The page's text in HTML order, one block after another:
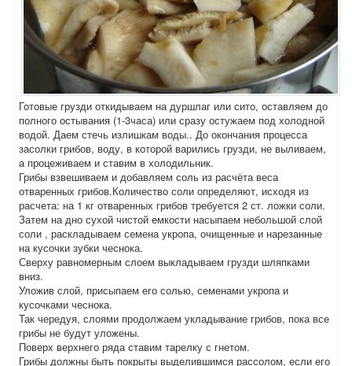
Готовые грузди откидываем на дуршлаг или сито, оставляем до
полного остывания (1-3часа) или сразу остужаем под холодной
водой. Даем стечь излишкам воды.. До окончания процесса
засолки грибов, воду, в которой варились грузди, не выливаем,
а процеживаем и ставим в холодильник.
Грибы взвешиваем и добавляем соль из расчёта веса
отваренных грибов.Количество соли определяют, исходя из
расчета: на 1 кг отваренных грибов требуется 2 ст. ложки соли.
Затем на дно сухой чистой емкости насыпаем небольшой слой
соли , раскладываем семена укропа, очищенные и нарезанные
на кусочки зубки чеснока.
Сверху равномерным слоем выкладываем грузди шляпками
вниз.
Уложив слой, присыпаем его солью, семенами укропа и
кусочками чеснока.
Так чередуя, слоями продолжаем укладывание грибов, пока все
грибы не будут уложены.
Поверх верхнего ряда ставим тарелку с гнетом.
Грибы должны быть покрыты выделившимся рассолом, если его